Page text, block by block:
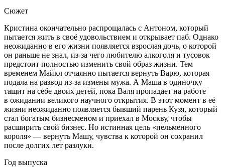
Сюжет
Кристина окончательно распрощалась с Антоном, который
пытается жить в своё удовольствием и открывает паб. Однако
неожиданно в его жизни появляется взрослая дочь, о которой
он раньше не знал, из-за чего любителю алкоголя и тусовок
предстоит полностью изменить свой образ жизни. Тем
временем Майкл отчаянно пытается вернуть Варю, которая
подала на развод из-за измены мужа. А Маша в одиночку
тащит на себе двоих детей, пока Валя пропадает на работе
в ожидании великого научного открытия. В этот момент в её
жизни неожиданно появляется бывший парень Кузя, который
стал богатым бизнесменом и приехал в Москву, чтобы
расширить свой бизнес. Но истинная цель «пельменного
короля» — вернуть Машу, чувства к которой он сохранил
после долгих лет разлуки.
Год выпуска